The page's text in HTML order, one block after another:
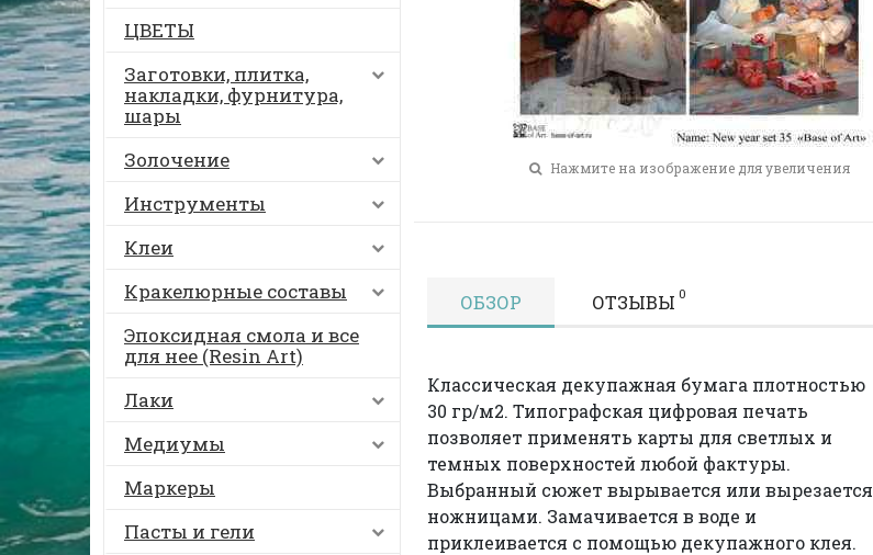
ЦВЕТЫ
Заготовки, плитка,
накладки, фурнитура,
шары
Золочение
Инструменты
Клеи
Кракелюрные составы
Эпоксидная смола и все
для нее (Resin Art)
Лаки
Медиумы
Маркеры
Пасты и гели
Нажмите на изображение для увеличения
ОБЗОР ОТЗЫВЫ 0
Классическая декупажная бумага плотностью
30 гр/м2. Типографская цифровая печать
позволяет применять карты для светлых и
темных поверхностей любой фактуры.
Выбранный сюжет вырывается или вырезается
ножницами. Замачивается в воде и
приклеивается с помощью декупажного клея.